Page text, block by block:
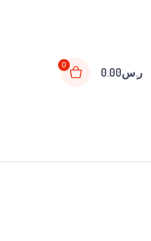
ر.س0.00
0